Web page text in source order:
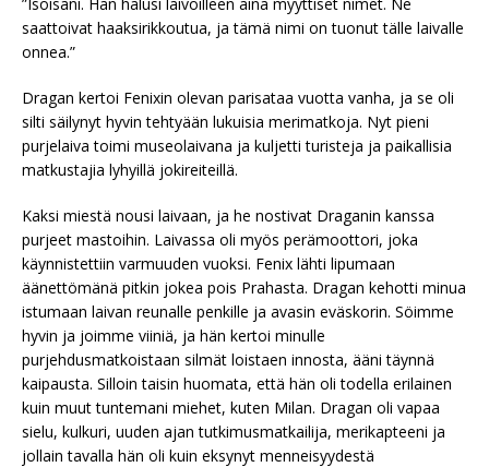
saattoivat haaksirikkoutua, ja tämä nimi on tuonut tälle laivalle
onnea.”
Dragan kertoi Fenixin olevan parisataa vuotta vanha, ja se oli
silti säilynyt hyvin tehtyään lukuisia merimatkoja. Nyt pieni
purjelaiva toimi museolaivana ja kuljetti turisteja ja paikallisia
matkustajia lyhyillä jokireiteillä.
Kaksi miestä nousi laivaan, ja he nostivat Draganin kanssa
purjeet mastoihin. Laivassa oli myös perämoottori, joka
käynnistettiin varmuuden vuoksi. Fenix lähti lipumaan
äänettömänä pitkin jokea pois Prahasta. Dragan kehotti minua
istumaan laivan reunalle penkille ja avasin eväskorin. Söimme
hyvin ja joimme viiniä, ja hän kertoi minulle
purjehdusmatkoistaan silmät loistaen innosta, ääni täynnä
kaipausta. Silloin taisin huomata, että hän oli todella erilainen
kuin muut tuntemani miehet, kuten Milan. Dragan oli vapaa
sielu, kulkuri, uuden ajan tutkimusmatkailija, merikapteeni ja
jollain tavalla hän oli kuin eksynyt menneisyydestä